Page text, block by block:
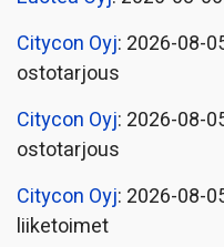
Citycon Oyj: 2026-08-
ostotarjous
Citycon Oyj: 2026-08-
ostotarjous
Citycon Oyj: 2026-08-
liiketoimet